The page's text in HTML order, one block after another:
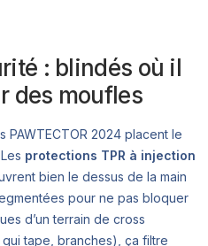
: blindés où il
des moufles
PAWTECTOR 2024 placent le
protections TPR à injection
bien le dessus de la main
pour ne pas bloquer
d’un terrain de cross
tape, branches), ça filtre